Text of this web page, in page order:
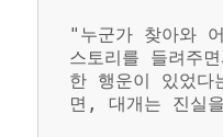
"누군가 찾아와
스토리를 들려주
한 행운이 있었다
면, 대개는 진실